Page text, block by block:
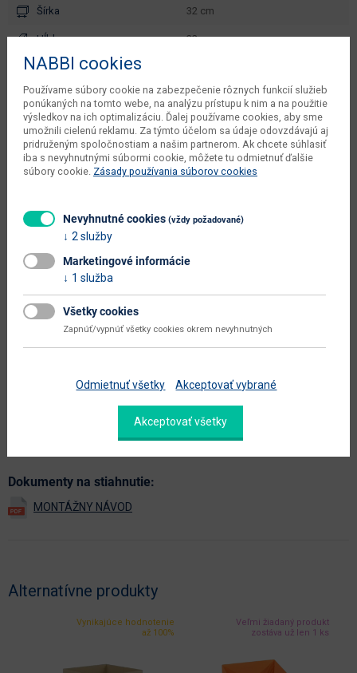
Šírka 32 cm
Hĺbka 32 cm
Výška
počet balíkov dodávateľa 1 ks
váha s obalom dodávateľa 0.6 kg
kusov v balení dodávateľa 20 ks
typové označenie Winny
dodáva sa
údržba
hlavná farba biela
hlavný materiál látka
látka
Dokumenty na stiahnutie:
Alternatívne produkty
Vynikajúce hodnotenie
až 100%
Veľmi žiadaný produkt
zostáva už len 1 ks
NABBI cookies
Používame súbory cookie na zabezpečenie rôznych funkcií služieb
ponúkaných na tomto webe, na analýzu prístupu k nim a na použitie
výsledkov na ich optimalizáciu. Ďalej používame cookies, aby sme
umožnili cielenú reklamu. Za týmto účelom sa údaje odovzdávajú aj
pridruženým spoločnostiam a našim partnerom. Ak chcete súhlasiť
iba s nevyhnutnými súbormi cookie, môžete tu odmietnuť ďalšie
súbory cookie. Zásady používania súborov cookies
Nevyhnutné cookies (vždy požadované)
2 služby
Marketingové informácie
1 služba
Všetky cookies
Zapnúť/vypnúť všetky cookies okrem nevyhnutných
Odmietnuť všetky Akceptovať vybrané
Akceptovať všetky